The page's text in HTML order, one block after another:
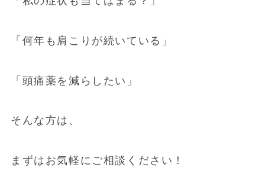
「何年も肩こりが続いている」
「頭痛薬を減らしたい」
そんな方は、
まずはお気軽にご相談ください！